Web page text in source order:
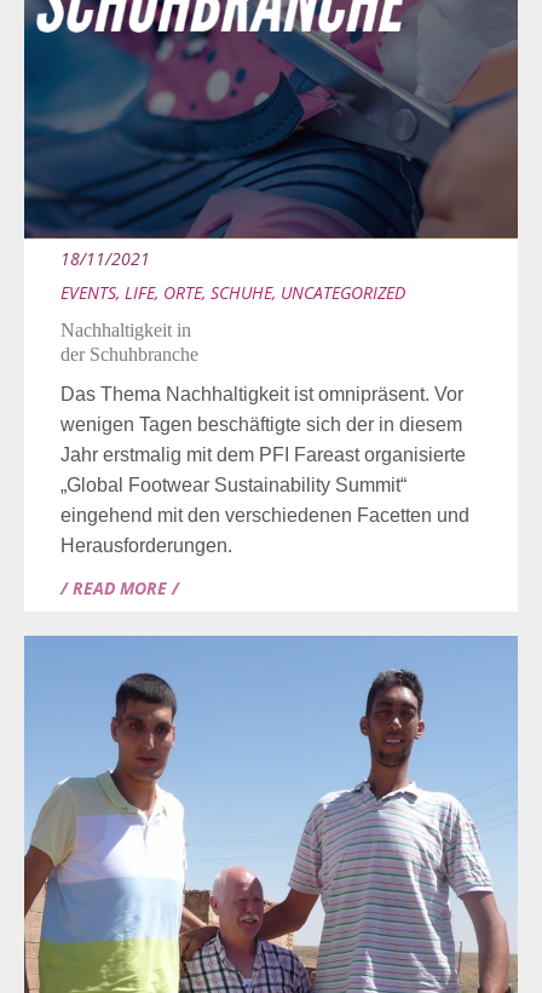
18/11/2021
EVENTS, LIFE, ORTE, SCHUHE, UNCATEGORIZED
Nachhaltigkeit in
der Schuhbranche
Das Thema Nachhaltigkeit ist omnipräsent. Vor
wenigen Tagen beschäftigte sich der in diesem
Jahr erstmalig mit dem PFI Fareast organisierte
„Global Footwear Sustainability Summit“
eingehend mit den verschiedenen Facetten und
Herausforderungen. ­­­­
/ READ MORE /